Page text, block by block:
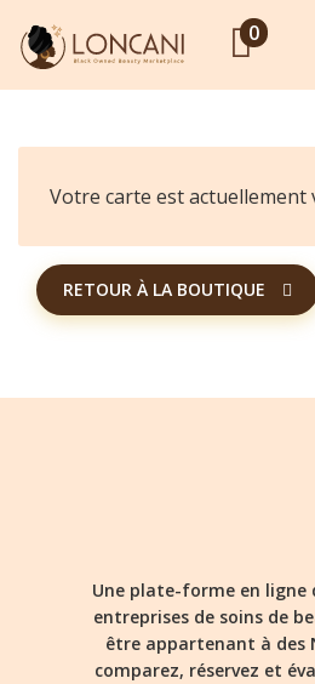
0
Votre carte est actuellement
RETOUR À LA BOUTIQUE
Une plate-forme en ligne
entreprises de soins de
être appartenant à des
comparez, réservez et